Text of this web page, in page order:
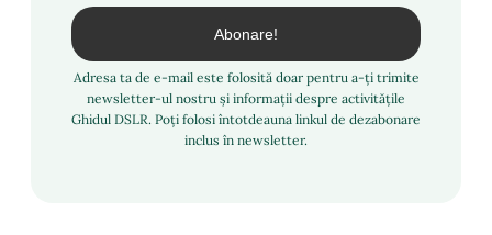
Adresa ta de e-mail este folosită doar pentru a-ți trimite
newsletter-ul nostru și informații despre activitățile
Ghidul DSLR. Poți folosi întotdeauna linkul de dezabonare
inclus în newsletter.